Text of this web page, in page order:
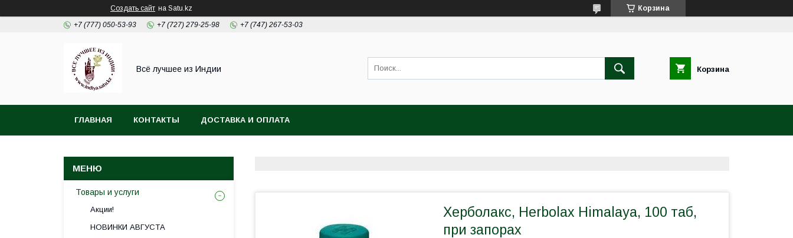
Создать сайт на Satu.kz Корзина
+7 (777) 050-53-93 +7 (727) 279-25-98 +7 (747) 267-53-03
Всё лучшее из Индии Корзина
ГЛАВНАЯ КОНТАКТЫ ДОСТАВКА И ОПЛАТА
Херболакс, Herbolax Himalaya, 100 таб,
при запорах
Товары и услуги
Акции!
НОВИНКИ АВГУСТА